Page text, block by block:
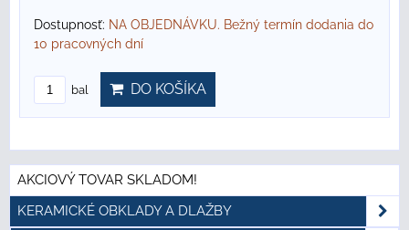
Dostupnosť: NA OBJEDNÁVKU. Bežný termín dodania do
10 pracovných dní
bal DO KOŠÍKA
AKCIOVÝ TOVAR SKLADOM!
KERAMICKÉ OBKLADY A DLAŽBY